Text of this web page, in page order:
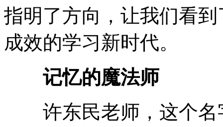
指明了方向，让我们看
成效的学习新时代。
记忆的魔法师
许东民老师，这个名